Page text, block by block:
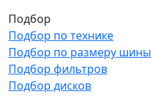
Подбор
Подбор по технике
Подбор по размеру шины
Подбор фильтров
Подбор дисков